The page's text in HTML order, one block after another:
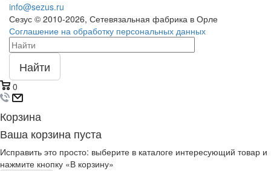
info@sezus.ru
Сезус © 2010-2026, Сетевязальная фабрика в Орле
Соглашение на обработку персональных данных
Найти
0
Корзина
Ваша корзина пуста
Исправить это просто: выберите в каталоге интересующий товар и
нажмите кнопку «В корзину»